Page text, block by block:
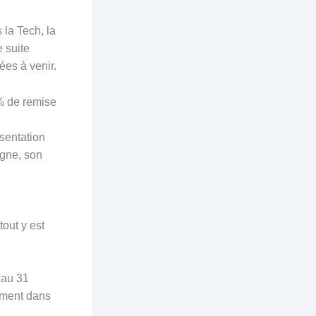
la Tech, la
suite
à venir.
de remise
son
y est
31
dans